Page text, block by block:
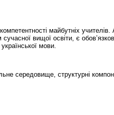
майбутніх
вищої освіти, є
мови.
середовище, структурні